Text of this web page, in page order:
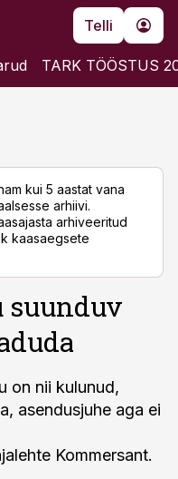
Telli
TARK TÖÖSTUS
kui 5 aastat vana
arhiivi.
arhiveeritud
kaasaegsete
suunduv
on nii kulunud,
asendusjuhe aga ei
Kommersant.